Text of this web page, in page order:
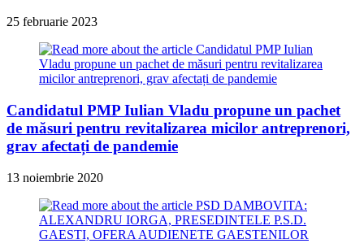
25 februarie 2023
Candidatul PMP Iulian Vladu propune un pachet
de măsuri pentru revitalizarea micilor antreprenori,
grav afectați de pandemie
13 noiembrie 2020